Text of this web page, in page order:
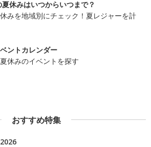
休みはいつからいつまで？
みを地域別にチェック！夏レジャーを計
ントカレンダー
休みのイベントを探す
おすすめ特集